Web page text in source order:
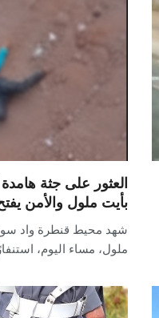
العثور على جثة
بأيت ملول والأمن
شهد محيط قنطرة واد
ملول، مساء اليوم،